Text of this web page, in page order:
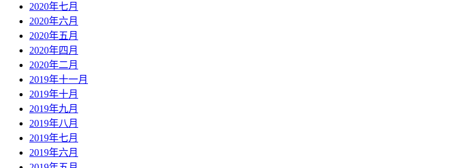
2020年七月
2020年六月
2020年五月
2020年四月
2020年二月
2019年十一月
2019年十月
2019年九月
2019年八月
2019年七月
2019年六月